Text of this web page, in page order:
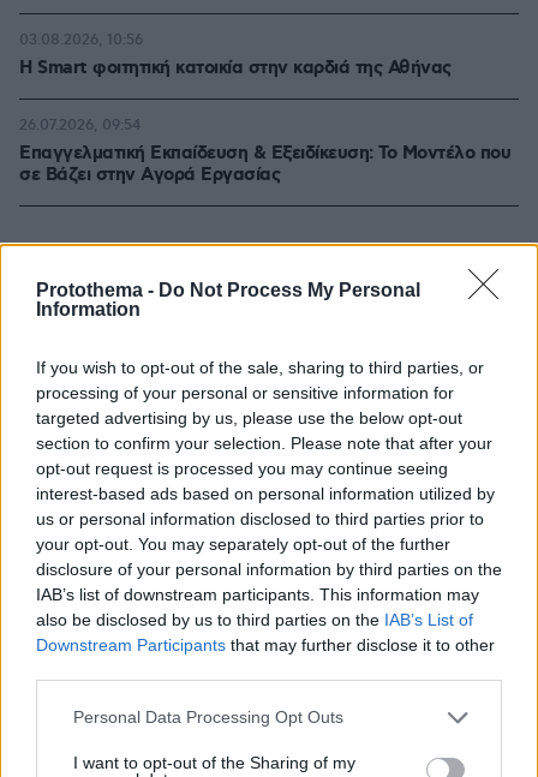
Protothema - Do Not Process My Personal
Information
If you wish to opt-out of the sale, sharing to third parties, or
processing of your personal or sensitive information for
targeted advertising by us, please use the below opt-out
section to confirm your selection. Please note that after your
opt-out request is processed you may continue seeing
interest-based ads based on personal information utilized by
us or personal information disclosed to third parties prior to
your opt-out. You may separately opt-out of the further
disclosure of your personal information by third parties on the
IAB’s list of downstream participants. This information may
also be disclosed by us to third parties on the IAB’s List of
Downstream Participants that may further disclose it to other
Please note that this website/app uses one or more Google
not limited to your visit or usage behaviour. You may click to
Personal Data Processing Opt Outs
I want to opt-out of the Sharing of my
Η Smart φοιτητική κατοικία στην καρδιά της Αθήνας
03.08.2026, 10:56
Επαγγελματική Εκπαίδευση & Εξειδίκευση: Το Mοντέλο που
σε Bάζει στην Aγορά Eργασίας
26.07.2026, 09:54
ΡΟΗ ΕΙΔΗΣΕΩΝ
Μέχρι το τέλος του καλοκαιριού αυτά τα ζώδια θα
έχουν βρει την αληθινή αγάπη
πριν 9 λεπτά
Άρτος: Όσα πρέπει να γνωρίζουμε για το προζύμι, τη
μαγιά, το sourdough και το levain
πριν 9 λεπτά
Συνελήφθη 56χρονος στο αεροδρόμιο Μυκόνου με
2.280 πακέτα λαθραίων τσιγάρων, δείτε εικόνες
πριν 11 λεπτά
πριν 14 λεπτά
O Τράβις Μπάρκερ εξήγησε γιατί αποκάλυψαν τώρα την
αποβολή που είχε η Κόρτνεϊ Καρντάσιαν το 2021